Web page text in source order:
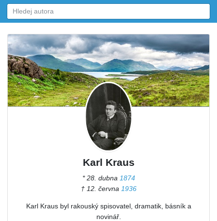
Karl Kraus
* 28. dubna 1874
† 12. června 1936
Karl Kraus byl rakouský spisovatel, dramatik, básník a
novinář.